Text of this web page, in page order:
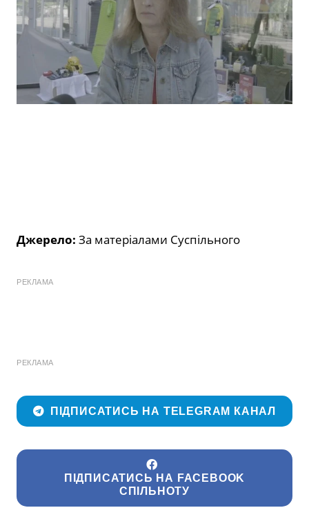
Джерело: За матеріалами Суспільного
РЕКЛАМА
РЕКЛАМА
ПІДПИСАТИСЬ НА TELEGRAM КАНАЛ
ПІДПИСАТИСЬ НА FACEBOOK
СПІЛЬНОТУ